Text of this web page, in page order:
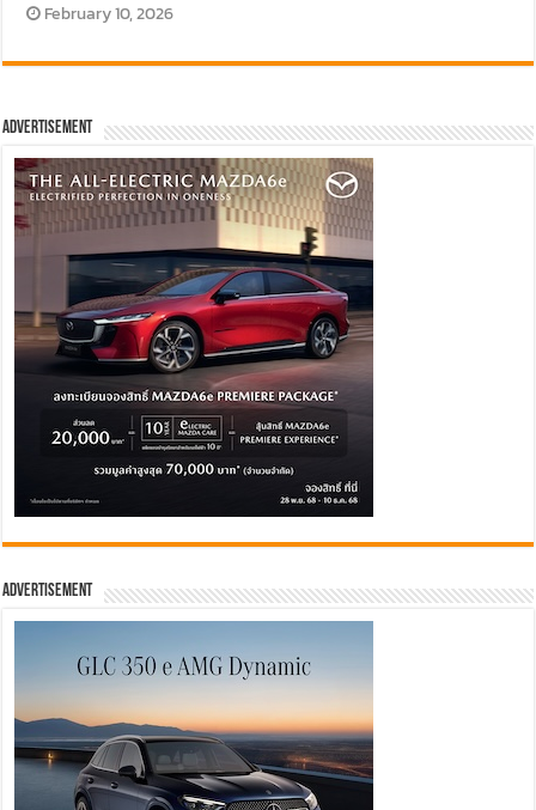
February 10, 2026
Advertisement
Advertisement